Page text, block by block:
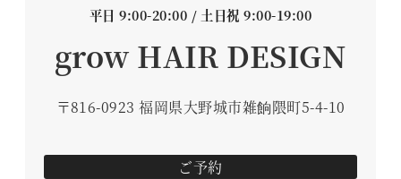
平日 9:00-20:00 / 土日祝 9:00-19:00
grow HAIR DESIGN
〒816-0923 福岡県大野城市雑餉隈町5-4-10
ご予約